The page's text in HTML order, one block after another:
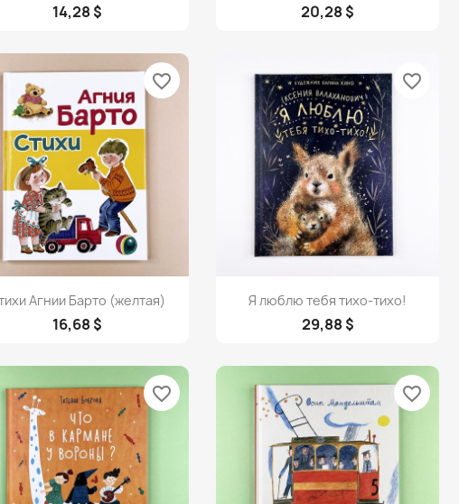
14,28 $ 20,28 $
Просмотр
Агнии Барто (желтая)
16,68 $
favorite_border
Просмотр
Я люблю тебя тихо-тихо!
29,88 $
favorite_border
favorite_border favorite_border